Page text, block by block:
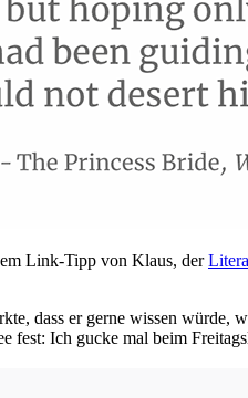
Link-Tipp von Klaus, der
dass er gerne wissen würde,
fest: Ich gucke mal beim